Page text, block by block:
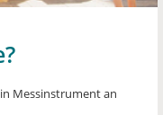
Messinstrument an